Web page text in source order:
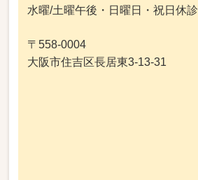
水曜/土曜午後・日曜日・祝日休診
〒558-0004
大阪市住吉区長居東3-13-31